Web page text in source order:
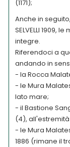
(1171);
Anche in
SELVELLI 1909,
integre.
Riferendoci a
andando in
- la Rocca
- le Mura
lato mare;
- il Bastione
(4),
- le Mura
1886 (rimane il